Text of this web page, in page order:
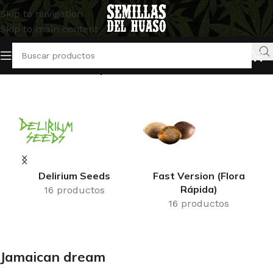
Skip to navigation
Skip to main content
Inicio/Productos etiquetados “Jamaican dream”
Delirium Seeds
16 productos
Fast Version (Flora
Rápida)
16 productos
Jamaican dream